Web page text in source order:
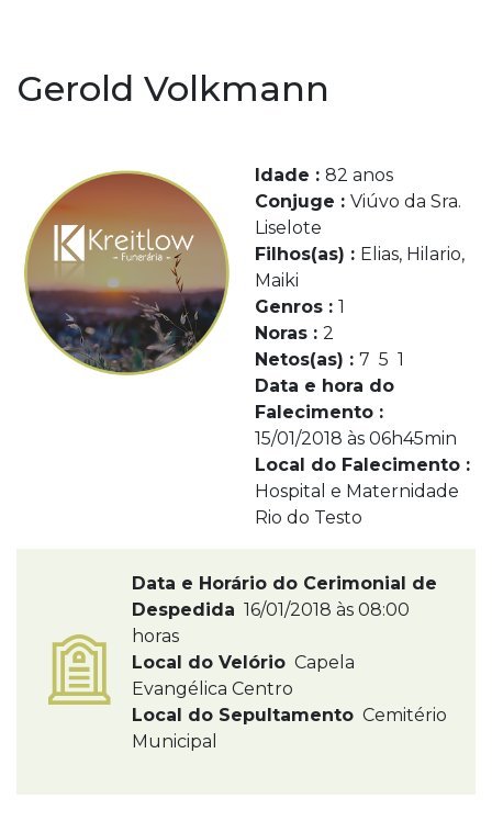
Gerold Volkmann
Idade : 82 anos
Conjuge : Viúvo da Sra.
Liselote
Filhos(as) : Elias, Hilario,
Maiki
Genros : 1
Noras : 2
Netos(as) : 7 5 1
Data e hora do
Falecimento :
15/01/2018 às 06h45min
Local do Falecimento :
Hospital e Maternidade
Rio do Testo
Data e Horário do Cerimonial de
Despedida 16/01/2018 às 08:00
horas
Local do Velório Capela
Evangélica Centro
Local do Sepultamento Cemitério
Municipal